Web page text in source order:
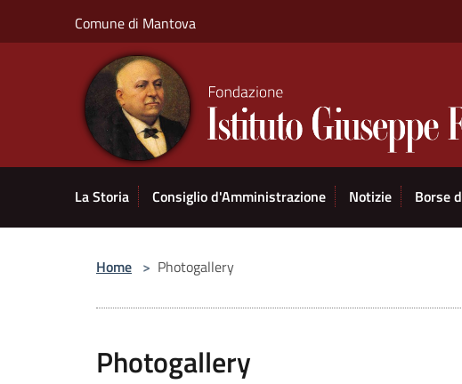
Comune di Mantova
La Storia Consiglio d'Amministrazione Notizie Borse
Home > Photogallery
Photogallery